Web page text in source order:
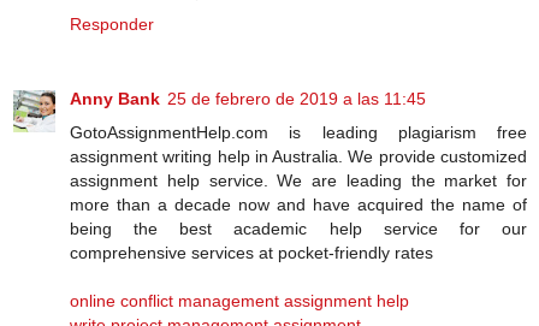
Responder
Anny Bank 25 de febrero de 2019 a las 11:45
GotoAssignmentHelp.com is leading plagiarism free
assignment writing help in Australia. We provide customized
assignment help service. We are leading the market for
more than a decade now and have acquired the name of
being the best academic help service for our
comprehensive services at pocket-friendly rates
online conflict management assignment help